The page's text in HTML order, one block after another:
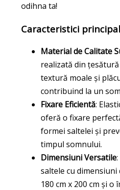
odihna ta!
Caracteristici
Material de Calitate
realizată din
textură moale și
contribuind la un
Fixare Eficientă:
oferă o fixare
formei saltelei și
timpul somnului.
Dimensiuni Versatile
saltele cu
180 cm x 200 cm și o